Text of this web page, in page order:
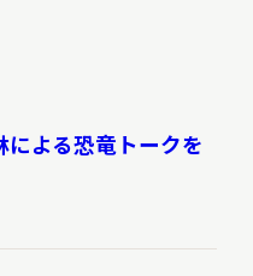
による恐竜トークを